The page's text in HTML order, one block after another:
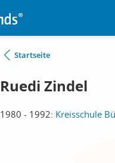
Startseite
Ruedi Zindel
1980 - 1992: Kreisschule